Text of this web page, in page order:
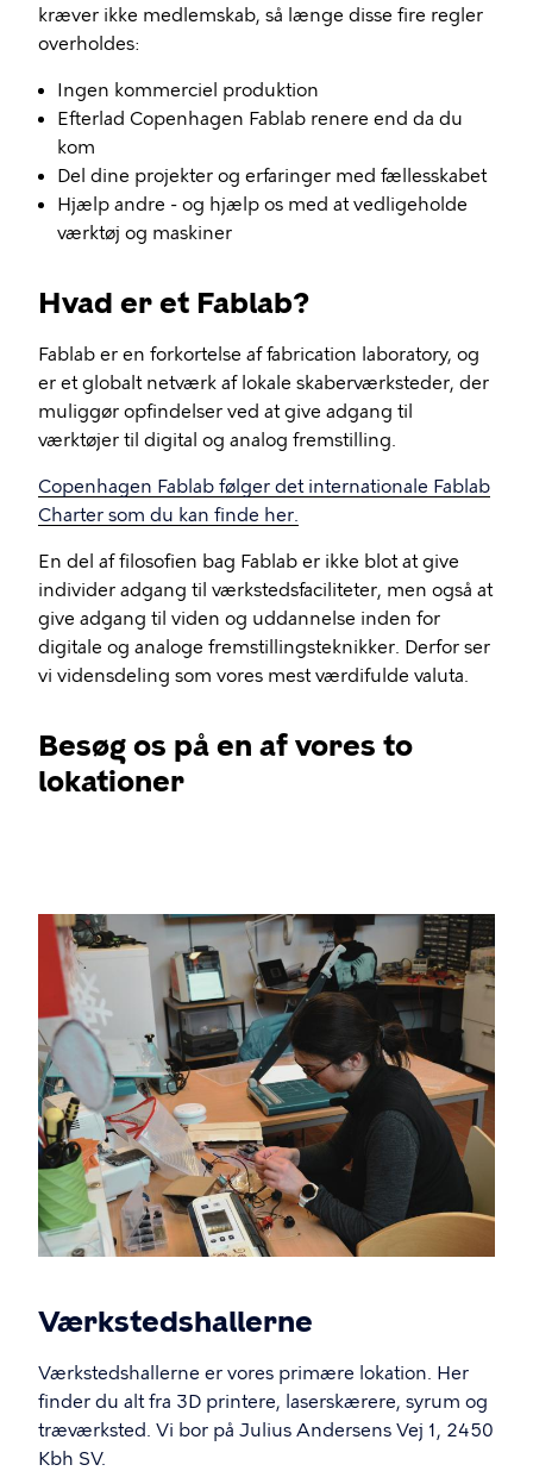
kræver ikke medlemskab, så længe disse fire regler
overholdes:
Ingen kommerciel produktion
Efterlad Copenhagen Fablab renere end da du
kom
Del dine projekter og erfaringer med fællesskabet
Hjælp andre - og hjælp os med at vedligeholde
værktøj og maskiner
Hvad er et Fablab?
Fablab er en forkortelse af fabrication laboratory, og
er et globalt netværk af lokale skaberværksteder, der
muliggør opfindelser ved at give adgang til
værktøjer til digital og analog fremstilling.
Copenhagen Fablab følger det internationale Fablab
Charter som du kan finde her.
En del af filosofien bag Fablab er ikke blot at give
individer adgang til værkstedsfaciliteter, men også at
give adgang til viden og uddannelse inden for
digitale og analoge fremstillingsteknikker. Derfor ser
vi vidensdeling som vores mest værdifulde valuta.
Besøg os på en af vores to
lokationer
Værkstedshallerne
Værkstedshallerne er vores primære lokation. Her
finder du alt fra 3D printere, laserskærere, syrum og
træværksted. Vi bor på Julius Andersens Vej 1, 2450
Kbh SV.